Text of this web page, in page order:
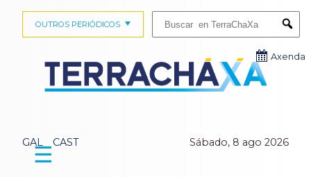
GAL CAST Sábado, 8 ago 2026
OUTROS PERIÓDICOS
Axenda
☰